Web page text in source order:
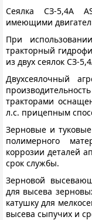
Сеялка СЗ-5,4А
имеющими
При
тракторный
из двух сеялок СЗ-
Двухсеялочный
тракторами
л.с. прицепным
Зерновые и
полимерного
коррозии деталей
срок службы.
Зерновой
для высева
катушку для
высева сыпучих и